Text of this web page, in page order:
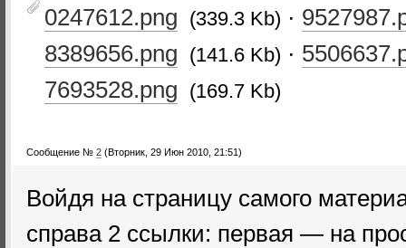
0247612.png (339.3 Kb) ·
8389656.png (141.6 Kb) ·
7693528.png (169.7 Kb)
Сообщение № 2 (Вторник, 29 Июн 2010, 21:51)
Войдя на страницу самого
справа 2 ссылки: первая — на